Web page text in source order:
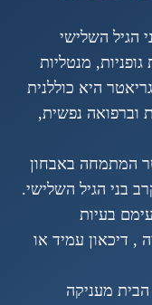
הגיל השלישי
מנטליות
היא כוללנית
וברפואה נפשית,
המתמחה באבחון
בני הגיל השלישי.
בעיות
, דיכאון עמיד או
מעניקה